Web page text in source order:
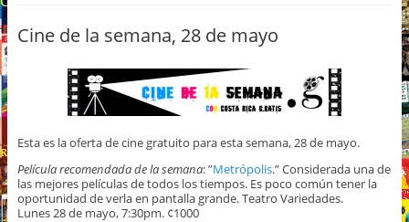
Cine de la semana, 28 de mayo
Esta es la oferta de cine gratuito para esta semana, 28 de mayo.
Película recomendada de la semana: ”Metrópolis.” Considerada una de
las mejores películas de todos los tiempos. Es poco común tener la
oportunidad de verla en pantalla grande. Teatro Variedades.
Lunes 28 de mayo, 7:30pm. ¢1000